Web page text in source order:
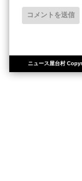
ニュース屋台村